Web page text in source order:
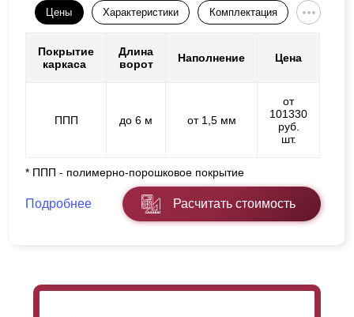
Цены Характеристики Комплектация
Покрытие
каркаса
Длина
ворот
Наполнение Цена
ППП до 6 м от 1,5 мм
от
101330
руб.
шт.
* ППП - полимерно-порошковое покрытие
Подробнее Расчитать стоимость